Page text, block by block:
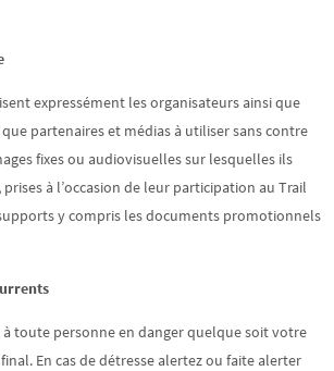
expressément les organisateurs ainsi que
partenaires et médias à utiliser sans contre
fixes ou audiovisuelles sur lesquelles ils
à l’occasion de leur participation au Trail
y compris les documents promotionnels
à toute personne en danger quelque soit votre
En cas de détresse alertez ou faite alerter